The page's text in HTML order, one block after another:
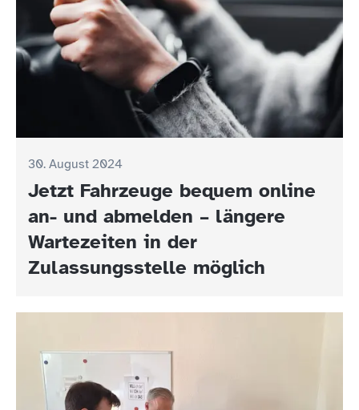
30. August 2024
Jetzt Fahrzeuge bequem online
an- und abmelden – längere
Wartezeiten in der
Zulassungsstelle möglich